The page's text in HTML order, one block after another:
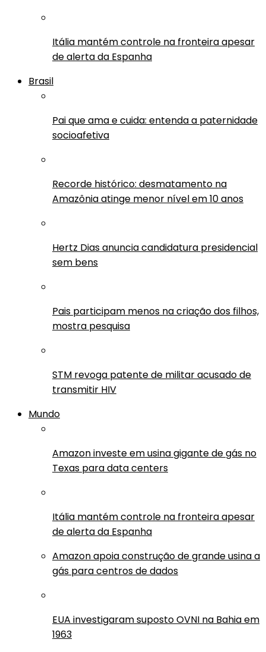
Itália mantém controle na fronteira apesar
de alerta da Espanha
Brasil
Pai que ama e cuida: entenda a paternidade
socioafetiva
Recorde histórico: desmatamento na
Amazônia atinge menor nível em 10 anos
Hertz Dias anuncia candidatura presidencial
sem bens
Pais participam menos na criação dos filhos,
mostra pesquisa
STM revoga patente de militar acusado de
transmitir HIV
Mundo
Amazon investe em usina gigante de gás no
Texas para data centers
Itália mantém controle na fronteira apesar
de alerta da Espanha
Amazon apoia construção de grande usina a
gás para centros de dados
EUA investigaram suposto OVNI na Bahia em
1963